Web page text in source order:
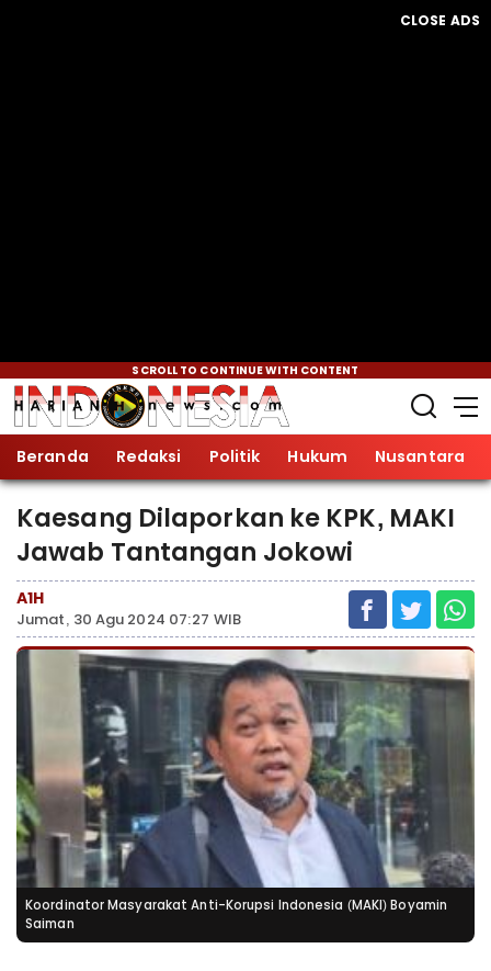
CLOSE ADS
SCROLL TO CONTINUE WITH CONTENT
Beranda Redaksi Politik Hukum Nusantara
Kaesang Dilaporkan ke KPK, MAKI
Jawab Tantangan Jokowi
A1H
Jumat, 30 Agu 2024 07:27 WIB
Koordinator Masyarakat Anti-Korupsi Indonesia (MAKI) Boyamin
Saiman